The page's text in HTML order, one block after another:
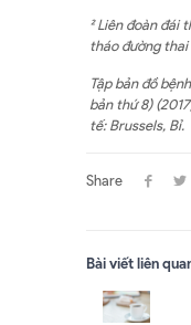
² Liên đoàn đái
tháo đường thai
Tập bản đồ
bản thứ 8)
tế: Brussels, Bỉ.
Share
Bài viết liên